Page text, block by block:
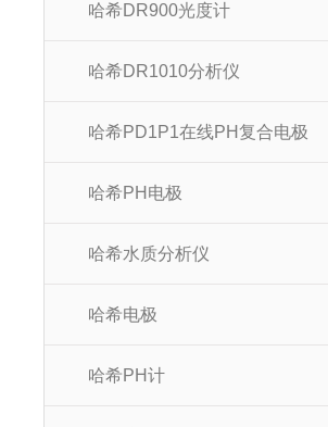
哈希DR900光度计
哈希DR1010分析仪
哈希PD1P1在线PH复合电极
哈希PH电极
哈希水质分析仪
哈希电极
哈希PH计